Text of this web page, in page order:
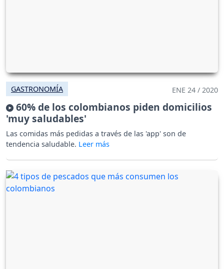
GASTRONOMÍA ENE 24 / 2020
60% de los colombianos piden domicilios
'muy saludables'
Las comidas más pedidas a través de las 'app' son de
tendencia saludable.